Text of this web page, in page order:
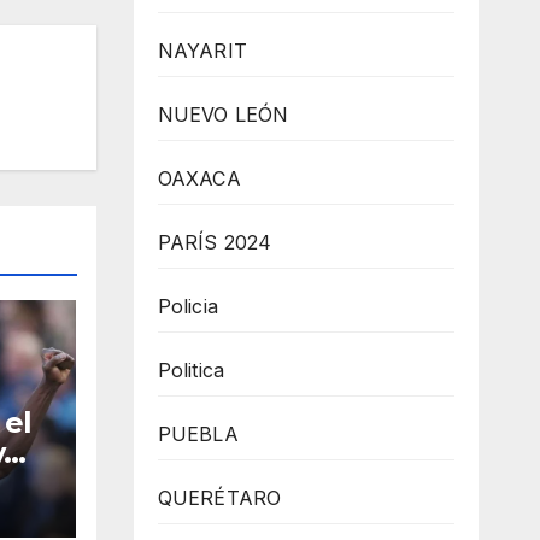
el
NAYARIT
NUEVO LEÓN
OAXACA
PARÍS 2024
Policia
Politica
PUEBLA
QUERÉTARO